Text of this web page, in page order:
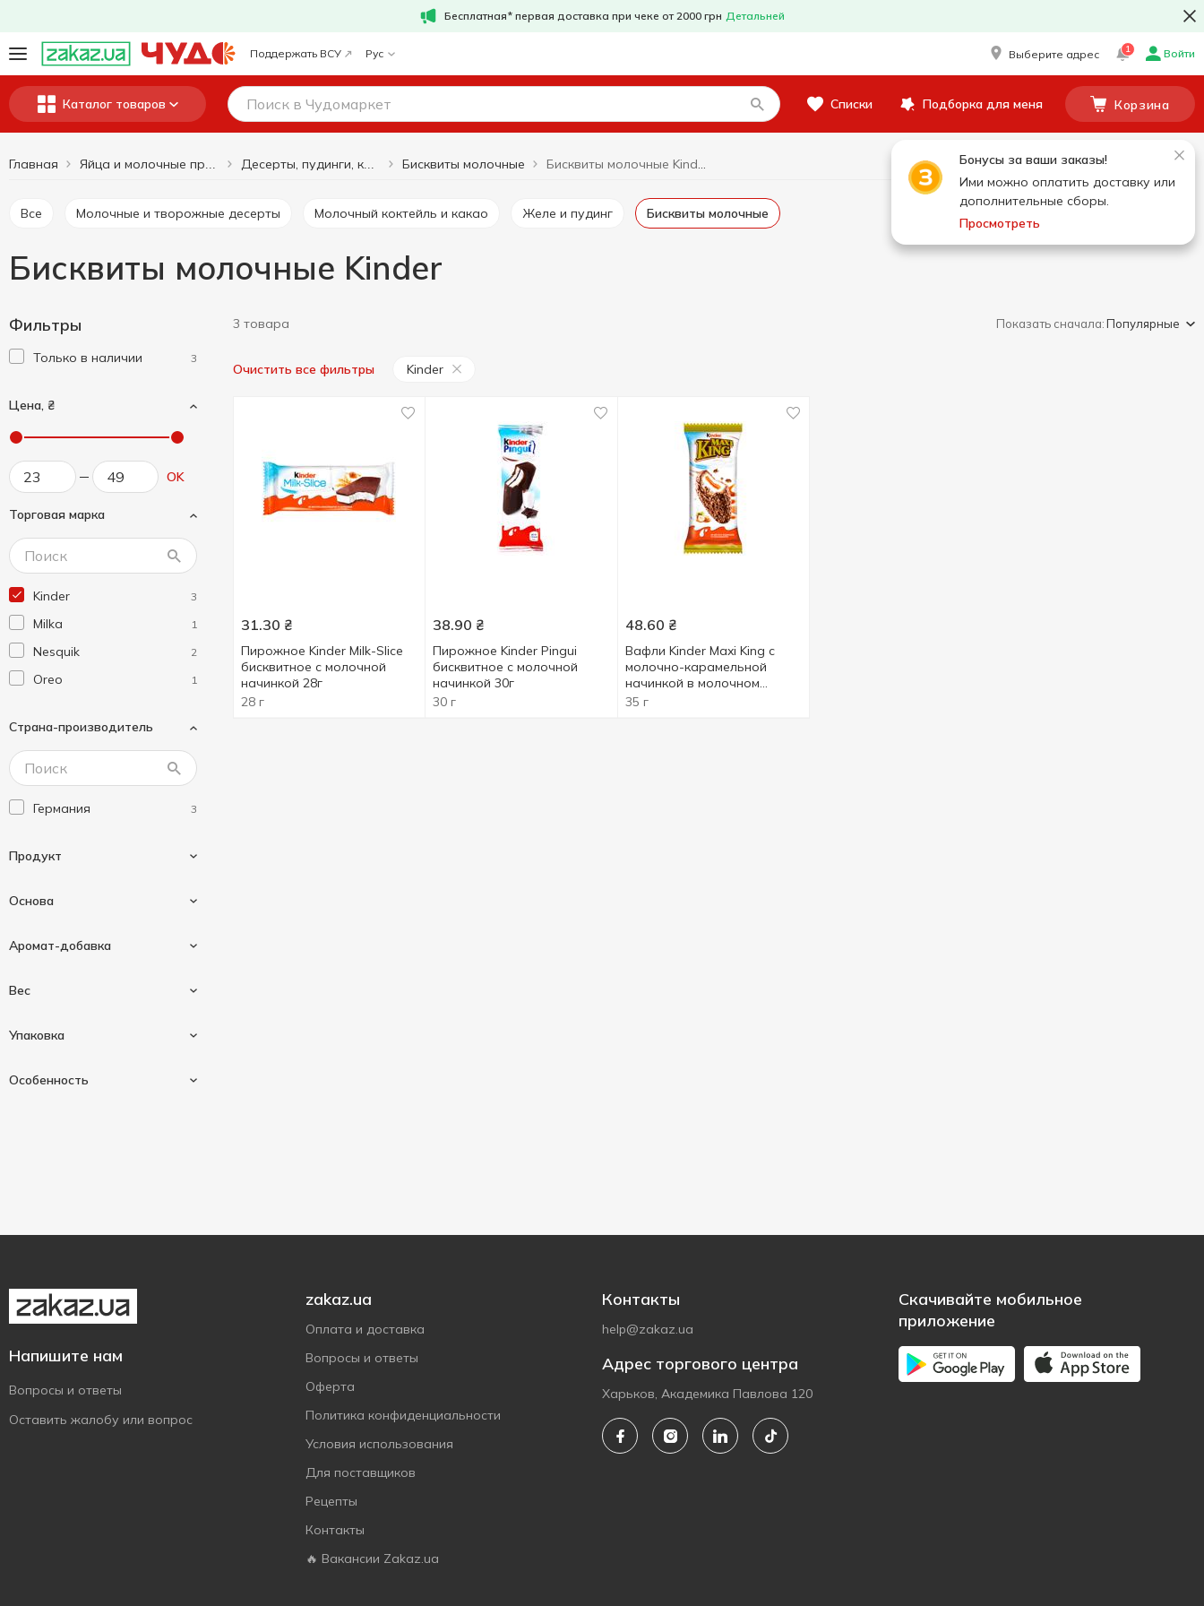
Бесплатная* первая доставка при чеке от 2000 грн Детальней
Поддержать ВСУ Рус Выберите адрес 1 Войти
Каталог товаров Списки Подборка для меня Корзина
Бонусы за ваши заказы!
Ими можно оплатить доставку или
дополнительные сборы.
Просмотреть
Главная Бисквиты молочные Бисквиты молочные Kinder
Все Молочные и творожные десерты Молочный коктейль и какао Желе и пудинг Бисквиты молочные
Бисквиты молочные Kinder
Фильтры
Только в наличии 3
Цена, ₴
OK
Торговая марка
Kinder 3
Milka 1
Nesquik 2
Oreo 1
Страна-производитель
Германия 3
Продукт
Основа
Аромат-добавка
Молоко 1
Вес
28 г
Упаковка
Особенность
3 товара Показать сначала:Популярные
Очистить все фильтры Kinder
31.30 ₴
Пирожное Kinder Milk-Slice
бисквитное с молочной
начинкой 28г
28 г
38.90 ₴
Пирожное Kinder Рingui
бисквитное с молочной
начинкой 30г
30 г
48.60 ₴
Вафли Kinder Maxi King с
молочно-карамельной
начинкой в молочном
шоколаде и лесных орехах
35 г
Напишите нам
Вопросы и ответы
Оставить жалобу или вопрос
zakaz.ua
Оплата и доставка
Вопросы и ответы
Оферта
Политика конфиденциальности
Условия использования
Для поставщиков
Рецепты
Контакты
🔥 Вакансии Zakaz.ua
Контакты
help@zakaz.ua
Адрес торгового центра
Харьков, Академика Павлова 120
Скачивайте мобильное
приложение